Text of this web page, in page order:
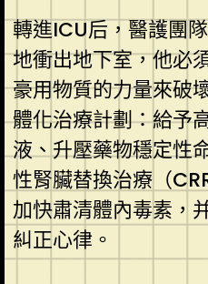
轉進ICU后，醫護團
地衝出地下室，他必
豪用物質的力量來破
體化治療計劃：給予
液、升壓藥物穩定性
性腎臟替換治療（
加快肅清體內毒素，
糾正心律。